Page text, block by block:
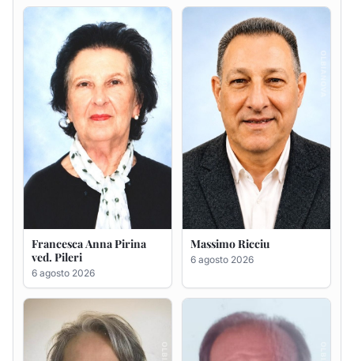
Francesca Anna Pirina
ved. Pileri
6 agosto 2026
Massimo Ricciu
6 agosto 2026
Maria Teresa Floris ved.
6 agosto 2026
Renzo Murrai
5 agosto 2026